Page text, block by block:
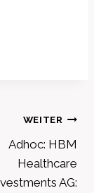
WEITER
Adhoc: HBM
Healthcare
AG: